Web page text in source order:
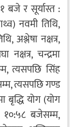
बजे र सूर्यास्त :
नवमी तिथि,
अश्लेषा नक्षत्र,
नक्षत्र, चन्द्रमा
त्यसपछि सिंह
त्यसपछि गण्ड
बृद्धि योग (योग
बजेसम्म,